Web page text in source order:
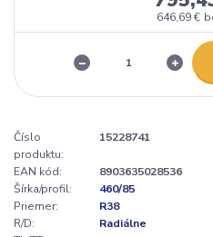
646,69 €
Číslo
produktu:
15228741
EAN kód:
8903635028536
Šírka/profil:
460/85
Priemer:
R38
R/D:
Radiálne